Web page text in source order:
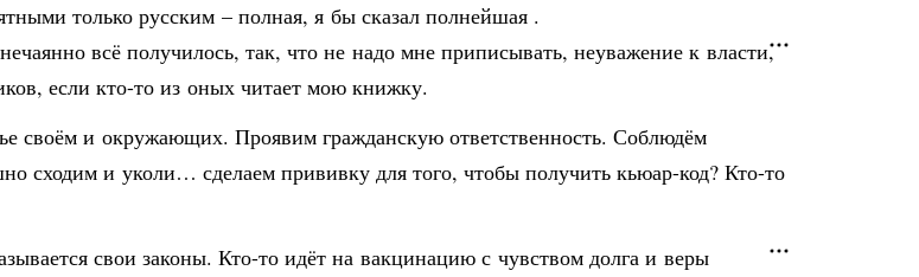
только русским – полная, я бы сказал полнейшая .
всё получилось, так, что не надо мне приписывать, неуважение к власти,
если кто-то из оных читает мою книжку.
своём и окружающих. Проявим гражданскую ответственность. Соблюдём
сходим и уколи… сделаем прививку для того, чтобы получить кьюар-код? Кто-то
свои законы. Кто-то идёт на вакцинацию с чувством долга и веры